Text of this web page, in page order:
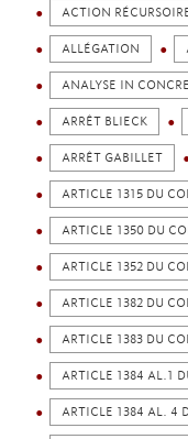
ACTION
ALLÉGATION
ANALYSE IN
ARRÊT BLIECK
ARRÊT GABILLET
ARTICLE 1315 DU
ARTICLE 1350 DU
ARTICLE 1352 DU
ARTICLE 1382 DU
ARTICLE 1383 DU
ARTICLE 1384 AL.1
ARTICLE 1384 AL. 4